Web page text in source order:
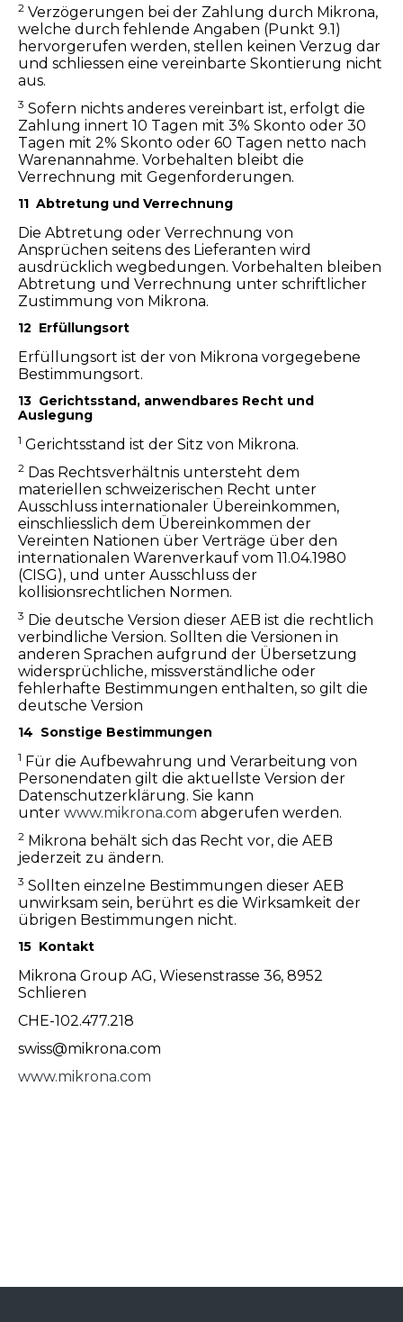
2 Verzögerungen bei der Zahlung durch Mikrona,
welche durch fehlende Angaben (Punkt 9.1)
hervorgerufen werden, stellen keinen Verzug dar
und schliessen eine vereinbarte Skontierung nicht
aus.
3 Sofern nichts anderes vereinbart ist, erfolgt die
Zahlung innert 10 Tagen mit 3% Skonto oder 30
Tagen mit 2% Skonto oder 60 Tagen netto nach
Warenannahme. Vorbehalten bleibt die
Verrechnung mit Gegenforderungen.
11 Abtretung und Verrechnung
Die Abtretung oder Verrechnung von
Ansprüchen seitens des Lieferanten wird
ausdrücklich wegbedungen. Vorbehalten bleiben
Abtretung und Verrechnung unter schriftlicher
Zustimmung von Mikrona.
12 Erfüllungsort
Erfüllungsort ist der von Mikrona vorgegebene
Bestimmungsort.
13 Gerichtsstand, anwendbares Recht und
Auslegung
1 Gerichtsstand ist der Sitz von Mikrona.
2 Das Rechtsverhältnis untersteht dem
materiellen schweizerischen Recht unter
Ausschluss internationaler Übereinkommen,
einschliesslich dem Übereinkommen der
Vereinten Nationen über Verträge über den
internationalen Warenverkauf vom 11.04.1980
(CISG), und unter Ausschluss der
kollisionsrechtlichen Normen.
3 Die deutsche Version dieser AEB ist die rechtlich
verbindliche Version. Sollten die Versionen in
anderen Sprachen aufgrund der Übersetzung
widersprüchliche, missverständliche oder
fehlerhafte Bestimmungen enthalten, so gilt die
deutsche Version
14 Sonstige Bestimmungen
1 Für die Aufbewahrung und Verarbeitung von
Personendaten gilt die aktuellste Version der
Datenschutzerklärung. Sie kann
unter www.mikrona.com abgerufen werden.
2 Mikrona behält sich das Recht vor, die AEB
jederzeit zu ändern.
3 Sollten einzelne Bestimmungen dieser AEB
unwirksam sein, berührt es die Wirksamkeit der
übrigen Bestimmungen nicht.
15 Kontakt
Mikrona Group AG, Wiesenstrasse 36, 8952
Schlieren
CHE-102.477.218
swiss@mikrona.com
www.mikrona.com